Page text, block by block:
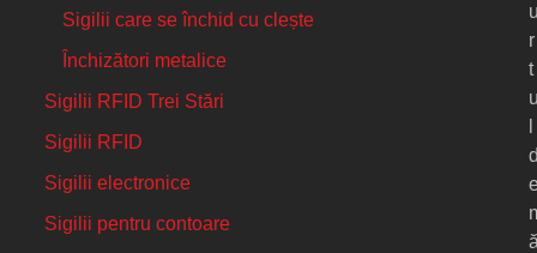
Sigilii care se închid cu clește
Închizători metalice
Sigilii RFID Trei Stări
Sigilii RFID
Sigilii electronice
Sigilii pentru contoare
r
t